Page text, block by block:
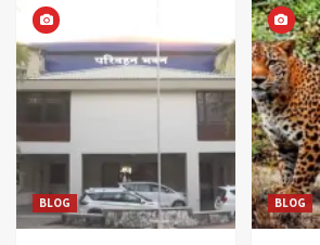
BLOG BLOG